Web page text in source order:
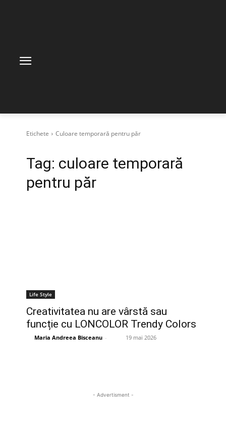
Etichete Culoare temporară pentru păr
Tag: culoare temporară
pentru păr
Life Style
Creativitatea nu are vârstă sau
funcție cu LONCOLOR Trendy Colors
Maria Andreea Bisceanu - 19 mai 2026
- Advertisment -